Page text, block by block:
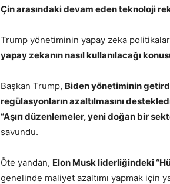
Çin arasındaki devam eden teknoloji
Trump yönetiminin yapay zeka
yapay zekanın nasıl kullanılacağı
Başkan Trump, Biden yönetiminin
regülasyonların azaltılmasını
“Aşırı düzenlemeler, yeni doğan bir
savundu.
Öte yandan, Elon Musk liderliğindeki
genelinde maliyet azaltımı yapmak için